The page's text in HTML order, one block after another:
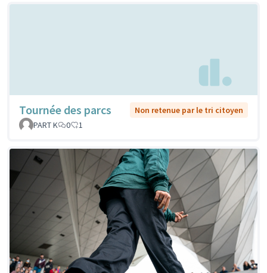
Tournée des parcs
Non retenue par le tri citoyen
PART K
0 1